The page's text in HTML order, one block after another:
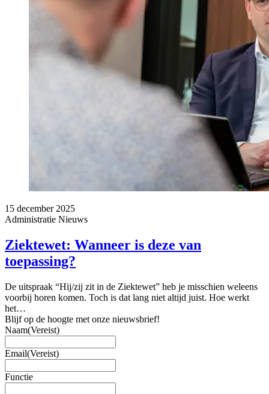
15 december 2025
Administratie Nieuws
Ziektewet: Wanneer is deze van
toepassing?
De uitspraak “Hij/zij zit in de Ziektewet” heb je misschien weleens
voorbij horen komen. Toch is dat lang niet altijd juist. Hoe werkt
het…
Blijf op de hoogte met onze nieuwsbrief!
Naam(Vereist)
Email(Vereist)
Functie